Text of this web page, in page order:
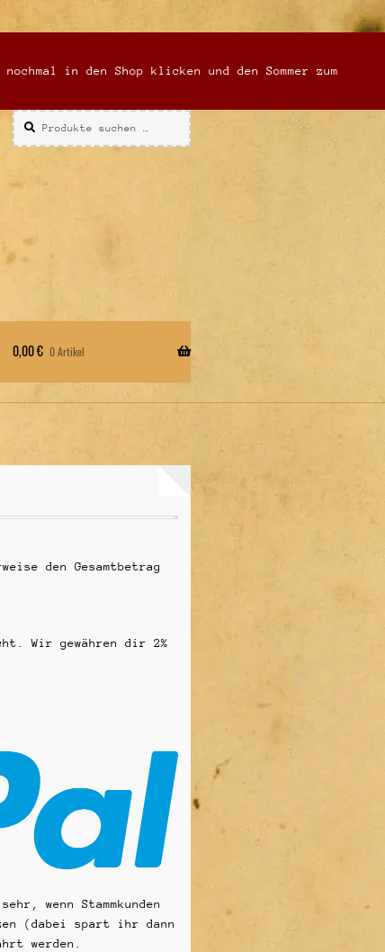
in den Shop klicken und den Sommer zum
Suchen
nach:
Suchen
0,00€ 0 Artikel
den Gesamtbetrag
Wir gewähren dir 2%
wenn Stammkunden
(dabei spart ihr dann
werden.